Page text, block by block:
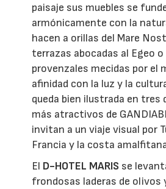
paisaje sus muebles se
armónicamente con la
hacen a orillas del Mare
terrazas abocadas al Egeo
provenzales mecidas por el
afinidad con la luz y la
queda bien ilustrada en tres
más atractivos de
invitan a un viaje visual por
Francia y la costa
El D-HOTEL MARIS se
frondosas laderas de olivos